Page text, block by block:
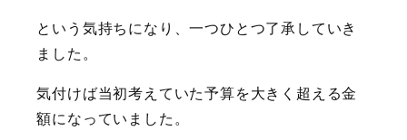
という気持ちになり、一つひとつ了承していき
ました。
気付けば当初考えていた予算を大きく超える金
額になっていました。